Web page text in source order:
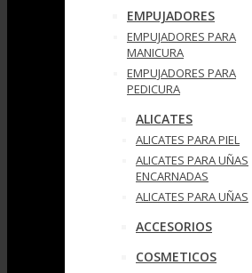
EMPUJADORES
EMPUJADORES PARA
MANICURA
EMPUJADORES PARA
PEDICURA
ALICATES
ALICATES PARA PIEL
ALICATES PARA UÑAS
ENCARNADAS
ALICATES PARA UÑAS
ACCESORIOS
COSMETICOS